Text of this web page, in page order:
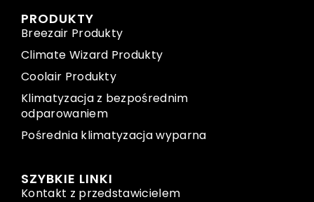
PRODUKTY
Breezair Produkty
Climate Wizard Produkty
Coolair Produkty
Klimatyzacja z bezpośrednim
odparowaniem
Pośrednia klimatyzacja wyparna
SZYBKIE LINKI
Kontakt z przedstawicielem